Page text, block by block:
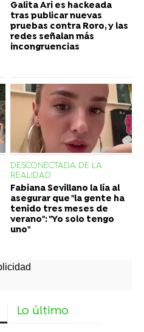
Galita Ari es hackeada
tras publicar nuevas
pruebas contra Roro, y las
redes señalan más
incongruencias
DESCONECTADA DE LA
REALIDAD
Fabiana Sevillano la lía al
asegurar que "la gente ha
tenido tres meses de
verano": "Yo solo tengo
uno"
Lo último